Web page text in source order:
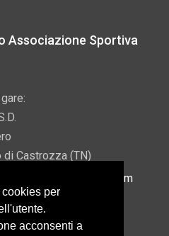
Associazione Sportiva
Castrozza (TN)
info@usprimiero.com
per
acconsenti a